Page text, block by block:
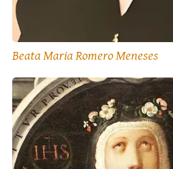
Beata Maria Romero Meneses